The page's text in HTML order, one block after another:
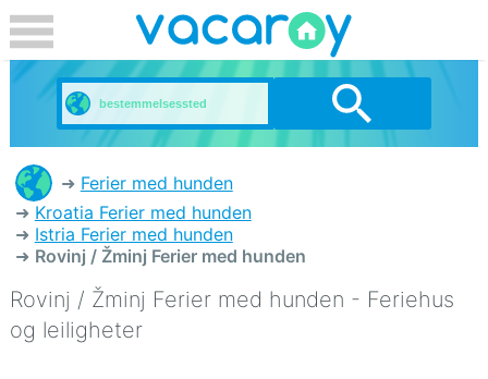
Ferier med hunden
Kroatia Ferier med hunden
Istria Ferier med hunden
Rovinj / Žminj Ferier med hunden
Rovinj / Žminj Ferier med hunden - Feriehus
og leiligheter